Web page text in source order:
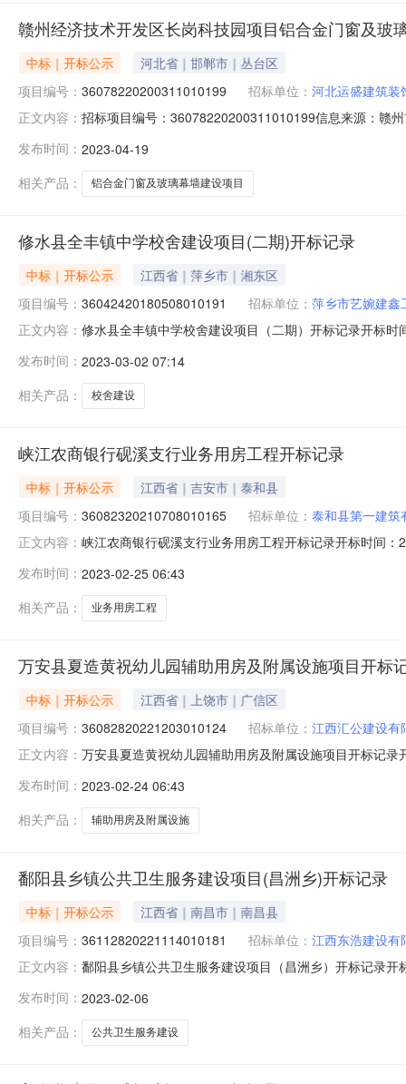
赣州经济技术开发区长岗科技园项目铝合金门窗及玻
中标｜开标公示
河北省｜邯郸市｜丛台区
项目编号： 36078220200311010199 招标单位： 河北运盛建筑装
正文内容： 招标项目编号：36078220200311010199信息来源：赣
报价:0.00元/%;工期:日历天;质量要求:;保证金金额
发布时间： 2023-04-19
相关产品：
铝合金门窗及玻璃幕墙建设项目
修水县全丰镇中学校舍建设项目(二期)开标记录
中标｜开标公示
江西省｜萍乡市｜湘东区
项目编号： 36042420180508010191 招标单位： 萍乡市艺婉建鑫
正文内容： 修水县全丰镇中学校舍建设项目（二期）开标记录开标
远正路桥工程有限公司;项目负责人:龚丽;报价:0.00元/%;
发布时间： 2023-03-02 07:14
相关产品：
校舍建设
峡江农商银行砚溪支行业务用房工程开标记录
中标｜开标公示
江西省｜吉安市｜泰和县
项目编号： 36082320210708010165 招标单位： 泰和县第一建筑
正文内容： 峡江农商银行砚溪支行业务用房工程开标记录开标时间
间:ThuFeb2308:33:49CST2023,投标人名称:江西鸿彰建
发布时间： 2023-02-25 06:43
相关产品：
业务用房工程
万安县夏造黄祝幼儿园辅助用房及附属设施项目开标
中标｜开标公示
江西省｜上饶市｜广信区
项目编号： 36082820221203010124 招标单位： 江西汇公建设有
正文内容： 万安县夏造黄祝幼儿园辅助用房及附属设施项目开标记
间:WedFeb2213:09:26CST2023,投标人名称:江西晶沣
发布时间： 2023-02-24 06:43
相关产品：
辅助用房及附属设施
鄱阳县乡镇公共卫生服务建设项目(昌洲乡)开标记录
中标｜开标公示
江西省｜南昌市｜南昌县
项目编号： 36112820221114010181 招标单位： 江西东浩建设有
正文内容： 鄱阳县乡镇公共卫生服务建设项目（昌洲乡）开标记录
间:FriFeb0314:17:32CST2023,投标人名称:江西省鸿鹄
发布时间： 2023-02-06
相关产品：
公共卫生服务建设
HOT
NEW
5折起